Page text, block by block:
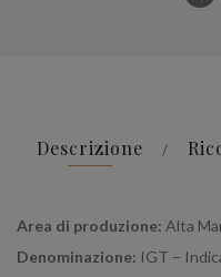
Descrizione
Area di produzione: Alta
Denominazione: IGT –